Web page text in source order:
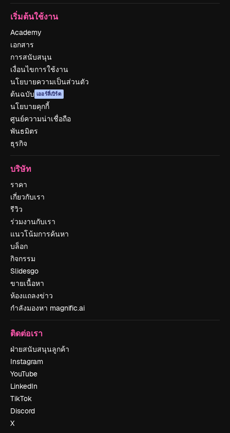
เริ่มต้นใช้งาน
Academy
เอกสาร
การสนับสนุน
เงื่อนไขการใช้งาน
นโยบายความเป็นส่วนตัว
ต้นฉบับ เออร์ลี่เบิร์ด
นโยบายคุกกี้
ศูนย์ความน่าเชื่อถือ
พันธมิตร
ธุรกิจ
บริษัท
ราคา
เกี่ยวกับเรา
รีวิว
ร่วมงานกับเรา
แนวโน้มการค้นหา
บล็อก
กิจกรรม
Slidesgo
ขายเนื้อหา
ห้องแถลงข่าว
กำลังมองหา magnific.ai
ติดต่อเรา
ฝ่ายสนับสนุนลูกค้า
Instagram
YouTube
LinkedIn
TikTok
Discord
X